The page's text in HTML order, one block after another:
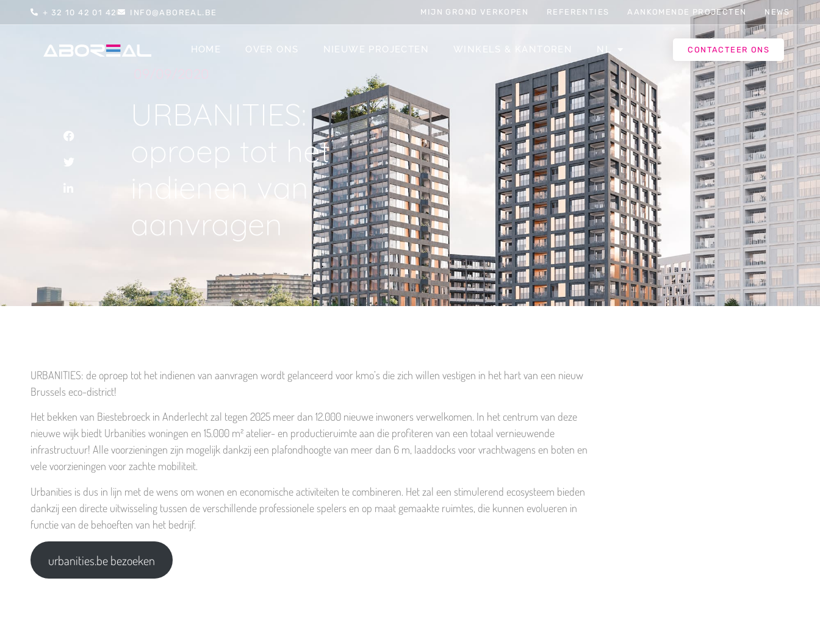
+ 32 10 42 01 42 INFO@ABOREAL.BE MIJN GROND VERKOPEN REFERENTIES AANKOMENDE PROJECTEN NEWS
HOME OVER ONS NIEUWE PROJECTEN WINKELS & KANTOREN NL CONTACTEER ONS
URBANITIES:
oproep tot het
aanvragen
URBANITIES: de oproep tot het indienen van aanvragen wordt gelanceerd voor kmo’s die zich willen vestigen in het hart van een nieuw
Brussels eco-district!
Het bekken van Biestebroeck in Anderlecht zal tegen 2025 meer dan 12.000 nieuwe inwoners verwelkomen. In het centrum van deze
nieuwe wijk biedt Urbanities woningen en 15.000 m² atelier- en productieruimte aan die profiteren van een totaal vernieuwende
infrastructuur! Alle voorzieningen zijn mogelijk dankzij een plafondhoogte van meer dan 6 m, laaddocks voor vrachtwagens en boten en
vele voorzieningen voor zachte mobiliteit.
Urbanities is dus in lijn met de wens om wonen en economische activiteiten te combineren. Het zal een stimulerend ecosysteem bieden
dankzij een directe uitwisseling tussen de verschillende professionele spelers en op maat gemaakte ruimtes, die kunnen evolueren in
functie van de behoeften van het bedrijf.
urbanities.be bezoeken